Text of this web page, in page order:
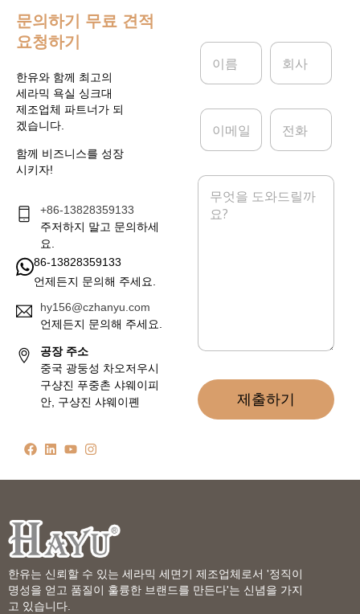
문의하기 무료 견적
요청하기
한유와 함께 최고의
세라믹 욕실 싱크대
제조업체 파트너가 되
겠습니다.
함께 비즈니스를 성장
시키자!
+86-13828359133
주저하지 말고 문의하세
요.
86-13828359133
언제든지 문의해 주세요.
hy156@czhanyu.com
언제든지 문의해 주세요.
공장 주소
중국 광둥성 차오저우시
구샹진 푸중촌 샤웨이피
안, 구샹진 샤웨이폔
이
*
회
이
일
전
메
제출하기
한유는 신뢰할 수 있는 세라믹 세면기 제조업체로서 '정직이
명성을 얻고 품질이 훌륭한 브랜드를 만든다'는 신념을 가지
고 있습니다.